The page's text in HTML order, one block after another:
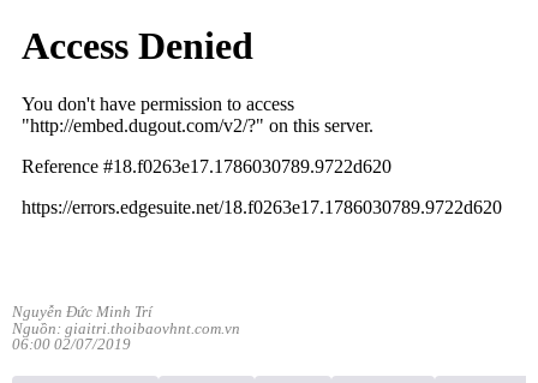
Nguyễn Đức Minh Trí
Nguồn: giaitri.thoibaovhnt.com.vn
06:00 02/07/2019